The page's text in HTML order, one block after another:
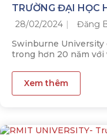
TRƯỜNG ĐẠI HỌC
28/02/2024
Đăng
Swinburne
trong hơn 20 năm với
Xem thêm